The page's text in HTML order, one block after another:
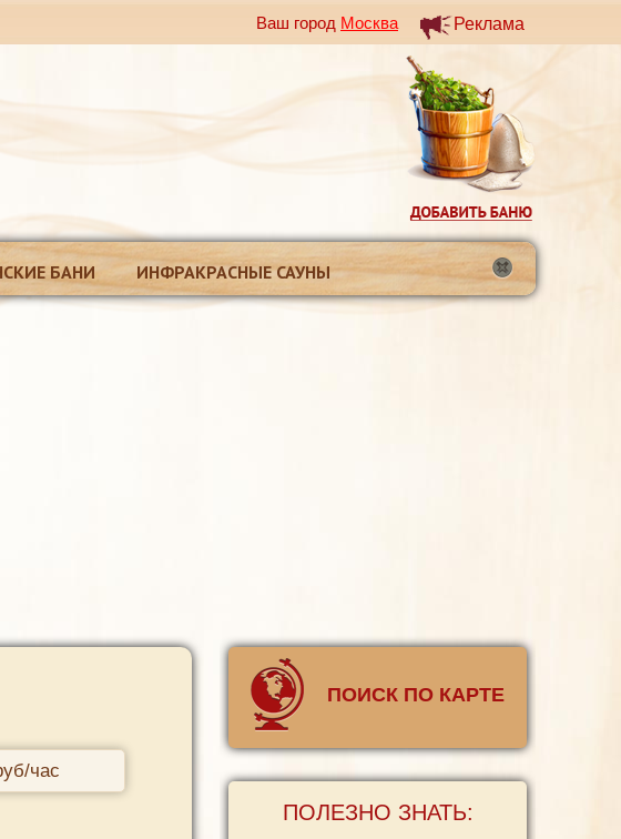
Ваш город Москва Реклама
БАНИ ИНФРАКРАСНЫЕ САУНЫ
час
ПОИСК ПО КАРТЕ
ПОЛЕЗНО ЗНАТЬ: